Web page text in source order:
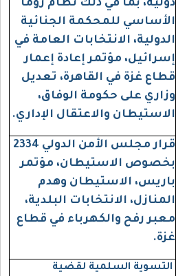
دولية، بما في ذلك نظام روما
الأساسي للمحكمة الجنائية
الدولية، الانتخابات العامة في
إسرائيل، مؤتمر إعادة إعمار
قطاع غزة في القاهرة، تعديل
وزاري على حكومة الوفاق،
الاستيطان والاعتقال الإداري.
قرار مجلس الأمن الدولي 2334
بخصوص الاستيطان، مؤتمر
باريس، الاستيطان وهدم
المنازل، الانتخابات البلدية،
معبر رفح والكهرباء في قطاع
غزة.
التسوية السلمية لقضية